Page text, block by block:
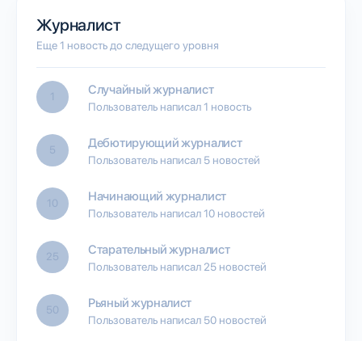
Журналист
Еще 1 новость до следущего уровня
1 Случайный журналист
Пользователь написал 1 новость
5 Дебютирующий журналист
Пользователь написал 5 новостей
10 Начинающий журналист
Пользователь написал 10 новостей
25 Старательный журналист
Пользователь написал 25 новостей
50 Рьяный журналист
Пользователь написал 50 новостей